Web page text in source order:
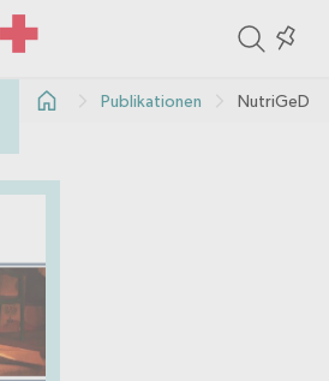
the
Publikationen NutriGeD